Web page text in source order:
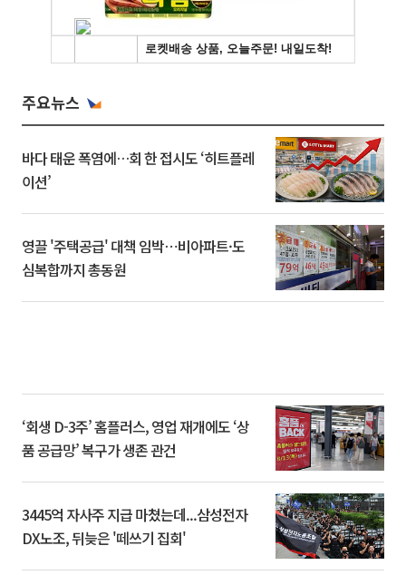
주요뉴스
바다 태운 폭염에…회 한 접시도 ‘히트플레
이션’
영끌 '주택공급' 대책 임박⋯비아파트·도
심복합까지 총동원
‘회생 D-3주’ 홈플러스, 영업 재개에도 ‘상
품 공급망’ 복구가 생존 관건
3445억 자사주 지급 마쳤는데...삼성전자
DX노조, 뒤늦은 '떼쓰기 집회'